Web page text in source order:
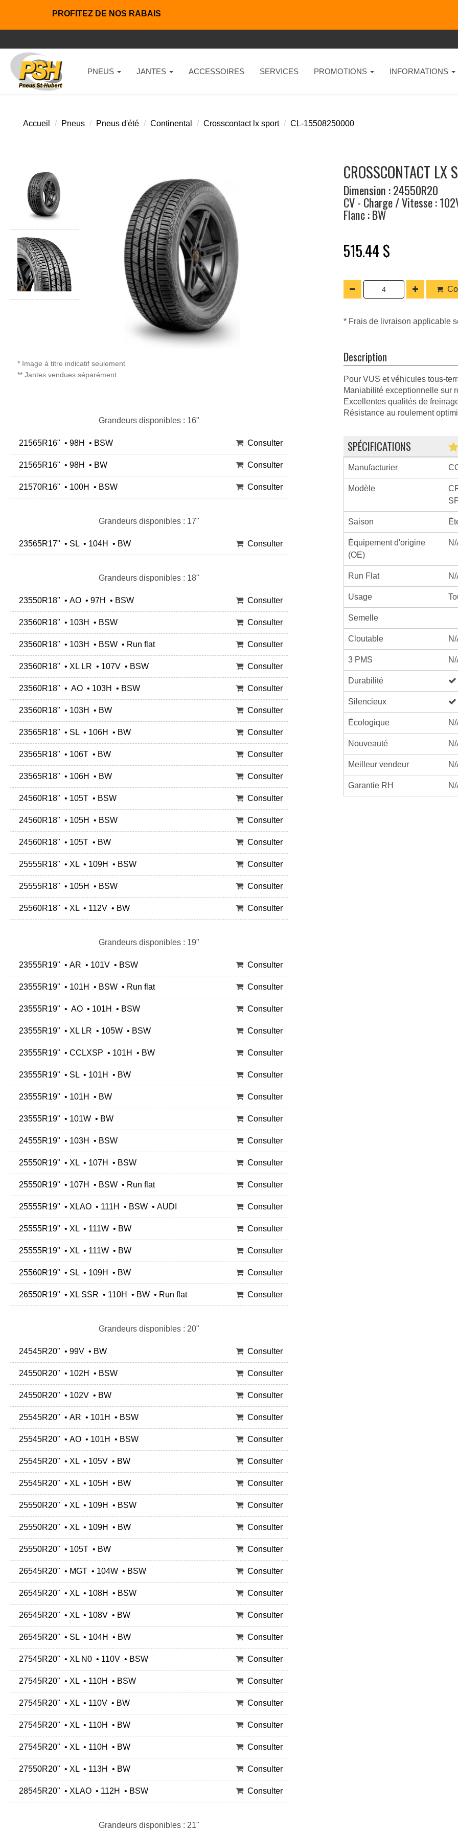
PROFITEZ DE NOS RABAIS
PNEUS JANTES ACCESSOIRES SERVICES PROMOTIONS INFORMATIONS
Accueil Pneus Pneus d'été Continental Crosscontact lx sport CL-15508250000
* Image à titre indicatif seulement
** Jantes vendues séparément
Grandeurs disponibles : 16"
21565R16" • 98H • BSW Consulter
21565R16" • 98H • BW Consulter
21570R16" • 100H • BSW Consulter
Grandeurs disponibles : 17"
23565R17" • SL • 104H • BW Consulter
Grandeurs disponibles : 18"
23550R18" • AO • 97H • BSW Consulter
23560R18" • 103H • BSW Consulter
23560R18" • 103H • BSW • Run flat Consulter
23560R18" • XL LR • 107V • BSW Consulter
23560R18" • AO • 103H • BSW Consulter
23560R18" • 103H • BW Consulter
23565R18" • SL • 106H • BW Consulter
23565R18" • 106T • BW Consulter
23565R18" • 106H • BW Consulter
24560R18" • 105T • BSW Consulter
24560R18" • 105H • BSW Consulter
24560R18" • 105T • BW Consulter
25555R18" • XL • 109H • BSW Consulter
25555R18" • 105H • BSW Consulter
25560R18" • XL • 112V • BW Consulter
Grandeurs disponibles : 19"
23555R19" • AR • 101V • BSW Consulter
23555R19" • 101H • BSW • Run flat Consulter
23555R19" • AO • 101H • BSW Consulter
23555R19" • XL LR • 105W • BSW Consulter
23555R19" • CCLXSP • 101H • BW Consulter
23555R19" • SL • 101H • BW Consulter
23555R19" • 101H • BW Consulter
23555R19" • 101W • BW Consulter
24555R19" • 103H • BSW Consulter
25550R19" • XL • 107H • BSW Consulter
25550R19" • 107H • BSW • Run flat Consulter
25555R19" • XLAO • 111H • BSW • AUDI Consulter
25555R19" • XL • 111W • BW Consulter
25555R19" • XL • 111W • BW Consulter
25560R19" • SL • 109H • BW Consulter
26550R19" • XL SSR • 110H • BW • Run flat Consulter
Grandeurs disponibles : 20"
24545R20" • 99V • BW Consulter
24550R20" • 102H • BSW Consulter
24550R20" • 102V • BW Consulter
25545R20" • AR • 101H • BSW Consulter
25545R20" • AO • 101H • BSW Consulter
25545R20" • XL • 105V • BW Consulter
25545R20" • XL • 105H • BW Consulter
25550R20" • XL • 109H • BSW Consulter
25550R20" • XL • 109H • BW Consulter
25550R20" • 105T • BW Consulter
26545R20" • MGT • 104W • BSW Consulter
26545R20" • XL • 108H • BSW Consulter
26545R20" • XL • 108V • BW Consulter
26545R20" • SL • 104H • BW Consulter
27545R20" • XL N0 • 110V • BSW Consulter
27545R20" • XL • 110H • BSW Consulter
27545R20" • XL • 110V • BW Consulter
27545R20" • XL • 110H • BW Consulter
27545R20" • XL • 110H • BW Consulter
27550R20" • XL • 113H • BW Consulter
28545R20" • XLAO • 112H • BSW Consulter
Grandeurs disponibles : 21"
CROSSCONTACT LX
Dimension : 24550R20
CV - Charge / Vitesse :
Flanc : BW
515.44 $
* Frais de livraison applicable
Description
Pour VUS et véhicules tous-
Maniabilité exceptionnelle sur
Excellentes qualités de
Résistance au roulement
SPÉCIFICATIONS
Manufacturier
Modèle
Saison
Équipement d'origine
(OE)
Run Flat
Usage
Semelle
Cloutable
3 PMS
Durabilité
Silencieux
Écologique
Nouveauté
Meilleur vendeur
Garantie RH